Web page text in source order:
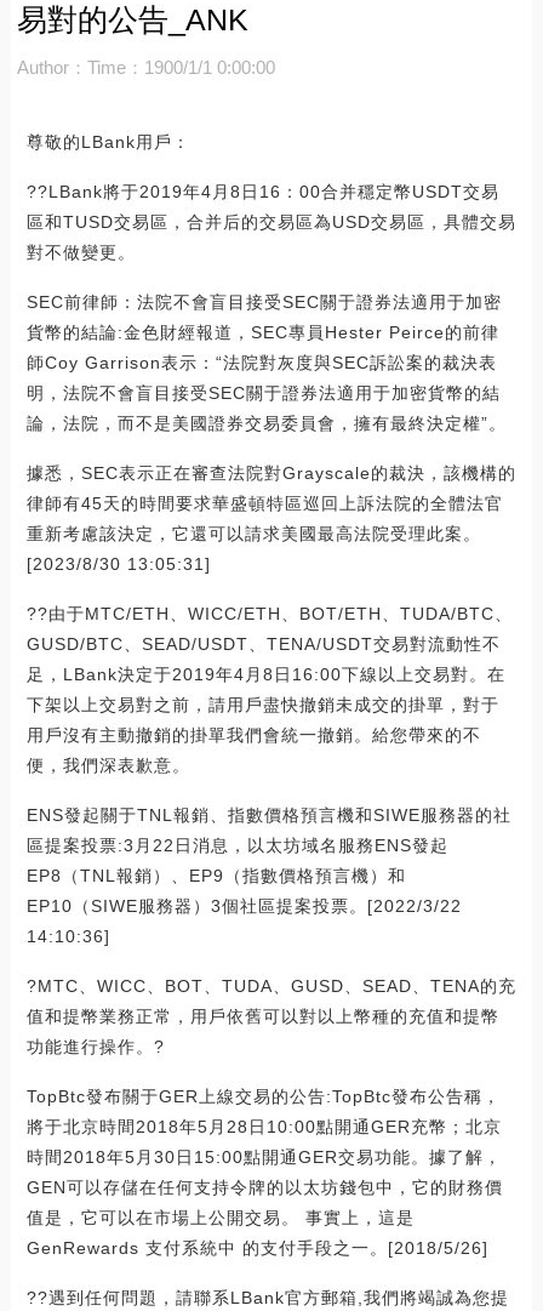
易對的公告_ANK
Author： Time：1900/1/1 0:00:00
尊敬的LBank用戶：
??LBank將于2019年4月8日16：00合并穩定幣USDT交易
區和TUSD交易區，合并后的交易區為USD交易區，具體交易
對不做變更。
SEC前律師：法院不會盲目接受SEC關于證券法適用于加密
貨幣的結論:金色財經報道，SEC專員Hester Peirce的前律
師Coy Garrison表示：“法院對灰度與SEC訴訟案的裁決表
明，法院不會盲目接受SEC關于證券法適用于加密貨幣的結
論，法院，而不是美國證券交易委員會，擁有最終決定權”。
據悉，SEC表示正在審查法院對Grayscale的裁決，該機構的
律師有45天的時間要求華盛頓特區巡回上訴法院的全體法官
重新考慮該決定，它還可以請求美國最高法院受理此案。
[2023/8/30 13:05:31]
??由于MTC/ETH、WICC/ETH、BOT/ETH、TUDA/BTC、
GUSD/BTC、SEAD/USDT、TENA/USDT交易對流動性不
足，LBank決定于2019年4月8日16:00下線以上交易對。在
下架以上交易對之前，請用戶盡快撤銷未成交的掛單，對于
用戶沒有主動撤銷的掛單我們會統一撤銷。給您帶來的不
便，我們深表歉意。
ENS發起關于TNL報銷、指數價格預言機和SIWE服務器的社
區提案投票:3月22日消息，以太坊域名服務ENS發起
EP8（TNL報銷）、EP9（指數價格預言機）和
EP10（SIWE服務器）3個社區提案投票。[2022/3/22
14:10:36]
?MTC、WICC、BOT、TUDA、GUSD、SEAD、TENA的充
值和提幣業務正常，用戶依舊可以對以上幣種的充值和提幣
功能進行操作。?
TopBtc發布關于GER上線交易的公告:TopBtc發布公告稱，
將于北京時間2018年5月28日10:00點開通GER充幣；北京
時間2018年5月30日15:00點開通GER交易功能。據了解，
GEN可以存儲在任何支持令牌的以太坊錢包中，它的財務價
值是，它可以在市場上公開交易。 事實上，這是
GenRewards 支付系統中 的支付手段之一。[2018/5/26]
??遇到任何問題，請聯系LBank官方郵箱,我們將竭誠為您提